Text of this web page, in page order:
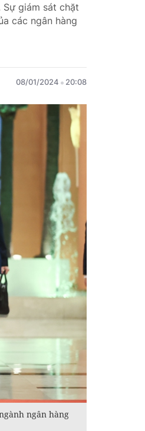
giám sát chặt
các ngân hàng
08/01/2024 20:08
ngân hàng